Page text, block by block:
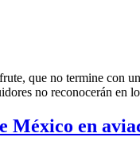
que no termine con
no reconocerán en
México en